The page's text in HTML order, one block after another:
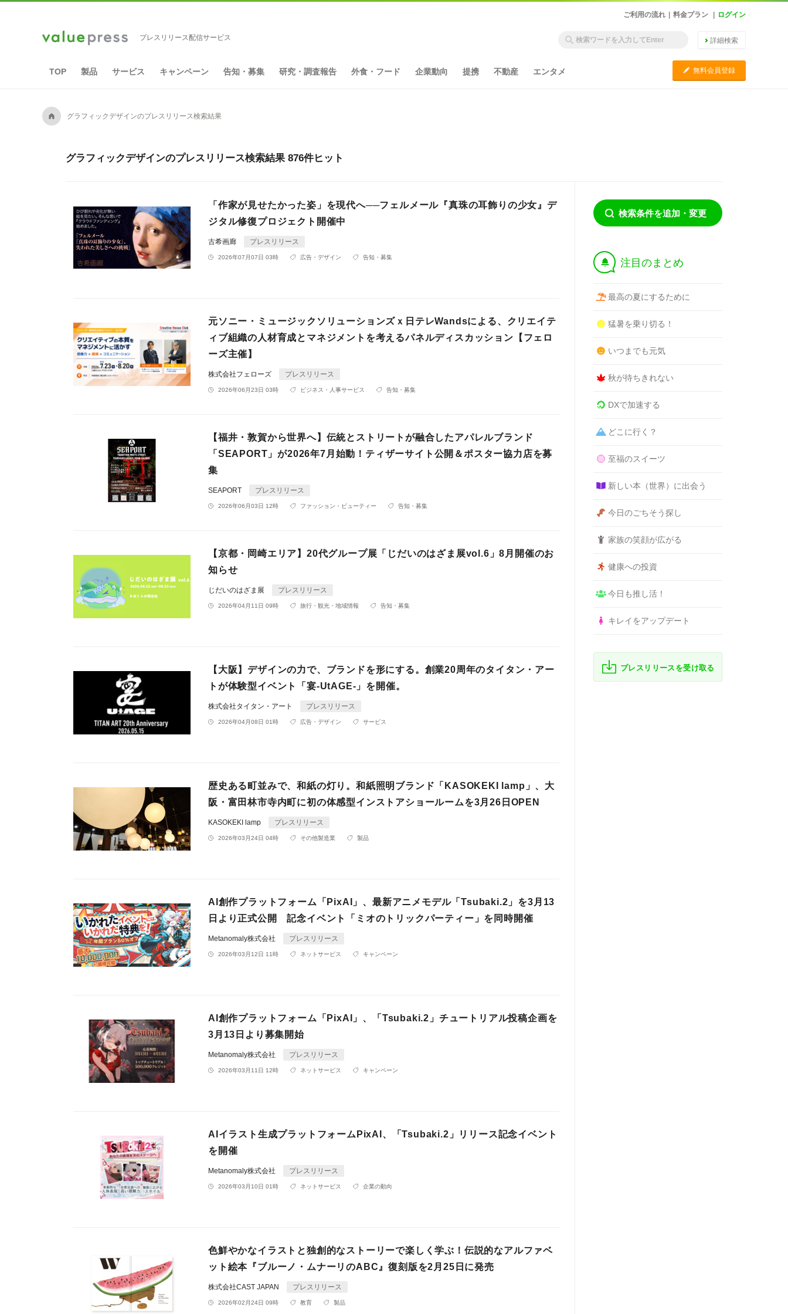
ご利用の流れ 料金プラン ログイン
プレスリリース配信サービス 詳細検索
TOP 製品 サービス キャンペーン 告知・募集 研究・調査報告 外食・フード 企業動向 提携 不動産 エンタメ C 無料会員登録
A グラフィックデザインのプレスリリース検索結果
グラフィックデザインのプレスリリース検索結果 876件ヒット
「作家が見せたかった姿」を現代へ──フェルメール『真珠の耳飾りの少女』デ
ジタル修復プロジェクト開催中
古希画廊 プレスリリース
2026年07月07日 03時 広告・デザイン 告知・募集
元ソニー・ミュージックソリューションズｘ日テレWandsによる、クリエイテ
ィブ組織の人材育成とマネジメントを考えるパネルディスカッション【フェロ
ーズ主催】
株式会社フェローズ プレスリリース
2026年06月23日 03時 ビジネス・人事サービス 告知・募集
【福井・敦賀から世界へ】伝統とストリートが融合したアパレルブランド
「SEAPORT」が2026年7月始動！ティザーサイト公開＆ポスター協力店を募
集
SEAPORT プレスリリース
2026年06月03日 12時 ファッション・ビューティー 告知・募集
【京都・岡崎エリア】20代グループ展「じだいのはざま展vol.6」8月開催のお
知らせ
じだいのはざま展 プレスリリース
2026年04月11日 09時 旅行・観光・地域情報 告知・募集
【大阪】デザインの力で、ブランドを形にする。創業20周年のタイタン・アー
トが体験型イベント「宴-UtAGE-」を開催。
株式会社タイタン・アート プレスリリース
2026年04月08日 01時 広告・デザイン サービス
歴史ある町並みで、和紙の灯り。和紙照明ブランド「KASOKEKI lamp」、大
阪・富田林市寺内町に初の体感型インストアショールームを3月26日OPEN
KASOKEKI lamp プレスリリース
2026年03月24日 04時 その他製造業 製品
AI創作プラットフォーム「PixAI」、最新アニメモデル「Tsubaki.2」を3月13
日より正式公開 記念イベント「ミオのトリックパーティー」を同時開催
Metanomaly株式会社 プレスリリース
2026年03月12日 11時 ネットサービス キャンペーン
AI創作プラットフォーム「PixAI」、「Tsubaki.2」チュートリアル投稿企画を
3月13日より募集開始
Metanomaly株式会社 プレスリリース
2026年03月11日 12時 ネットサービス キャンペーン
AIイラスト生成プラットフォームPixAI、「Tsubaki.2」リリース記念イベント
を開催
Metanomaly株式会社 プレスリリース
2026年03月10日 01時 ネットサービス 企業の動向
色鮮やかなイラストと独創的なストーリーで楽しく学ぶ！伝説的なアルファベ
ット絵本『ブルーノ・ムナーリのABC』復刻版を2月25日に発売
株式会社CAST JAPAN プレスリリース
2026年02月24日 09時 教育 製品
検索条件を追加・変更
† 注目のまとめ
最高の夏にするために
猛暑を乗り切る！
いつまでも元気
秋が待ちきれない
DXで加速する
どこに行く？
至福のスイーツ
新しい本（世界）に出会う
今日のごちそう探し
家族の笑顔が広がる
健康への投資
今日も推し活！
キレイをアップデート
プレスリリースを受け取る